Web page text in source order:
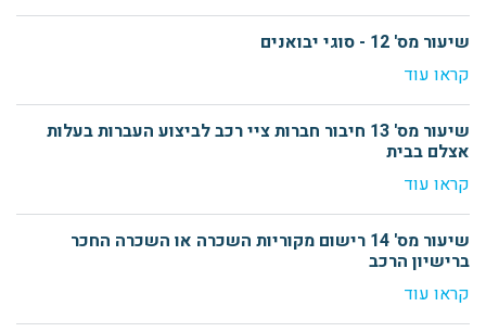
שיעור מס' 12 - סוגי יבואנים
קראו עוד
שיעור מס' 13 חיבור חברות ציי רכב לביצוע העברות בעלות
אצלם בבית
קראו עוד
שיעור מס' 14 רישום מקוריות השכרה או השכרה החכר
ברישיון הרכב
קראו עוד